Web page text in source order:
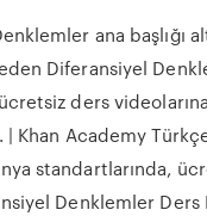
ana başlığı
Diferansiyel
ders
| Khan Academy
standartlarında,
Denklemler Ders